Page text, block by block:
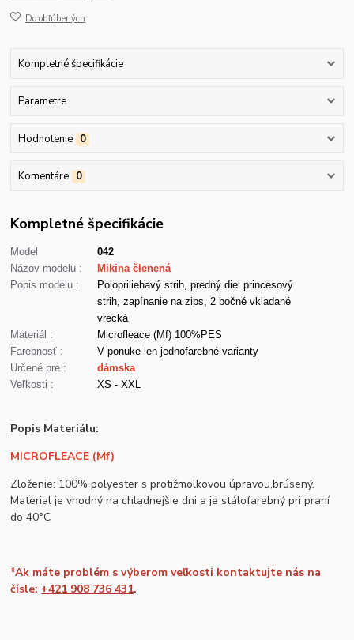
Do obľúbených
Kompletné špecifikácie
Parametre
Hodnotenie 0
Komentáre 0
Kompletné špecifikácie
Model
042
Názov modelu :
Mikina členená
Popis modelu :
Polopriliehavý strih, predný diel princesový
strih, zapínanie na zips, 2 bočné vkladané
vrecká
Materiál :
Microfleace (Mf) 100%PES
Farebnosť :
V ponuke len jednofarebné varianty
Určené pre :
dámska
Veľkosti :
XS - XXL
Popis Materiálu:
MICROFLEACE (Mf)
Zloženie: 100% polyester s protižmolkovou úpravou,brúsený.
Material je vhodný na chladnejšie dni a je stálofarebný pri praní
do 40°C
*Ak máte problém s výberom veľkosti kontaktujte nás na
čísle: +421 908 736 431.